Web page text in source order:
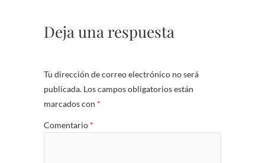
Deja una respuesta
Tu dirección de correo electrónico no será
publicada. Los campos obligatorios están
marcados con *
Comentario *